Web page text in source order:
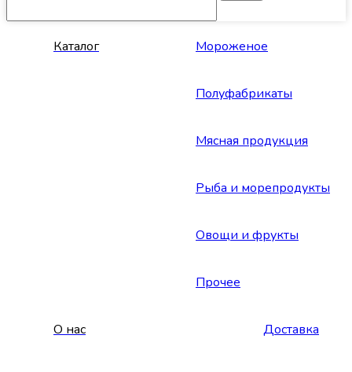
Каталог Мороженое
Полуфабрикаты
Мясная продукция
Рыба и морепродукты
Овощи и фрукты
Прочее
О нас Доставка